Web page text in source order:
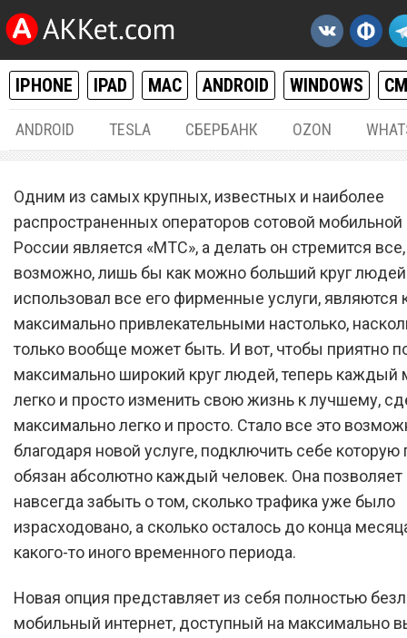
IPHONE IPAD MAC ANDROID WINDOWS
ANDROID TESLA СБЕРБАНК OZON
Оператор связи «МТС»
новую услугу, которая
необходима абсолютно
каждому
Одним из самых крупных, известных и наиболее
распространенных операторов сотовой мобильной
России является «МТС», а делать он стремится все,
возможно, лишь бы как можно больший круг людей
использовал все его фирменные услуги, являются
максимально привлекательными настолько,
только вообще может быть. И вот, чтобы приятно
максимально широкий круг людей, теперь каждый
легко и просто изменить свою жизнь к лучшему,
максимально легко и просто. Стало все это
благодаря новой услуге, подключить себе которую
обязан абсолютно каждый человек. Она позволяет
навсегда забыть о том, сколько трафика уже было
израсходовано, а сколько осталось до конца
какого-то иного временного периода.
Новая опция представляет из себя полностью
мобильный интернет, доступный на максимально